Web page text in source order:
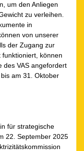
um den Anliegen
zu verleihen.
in
der Zugang zur
können
des VAS angefordert
am 31. Oktober
für strategische
22. September 2025